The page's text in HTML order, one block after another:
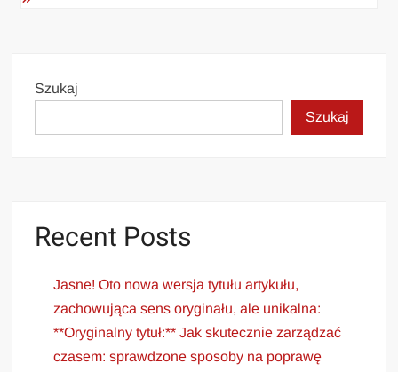
Szukaj
Szukaj
Recent Posts
Jasne! Oto nowa wersja tytułu artykułu,
zachowująca sens oryginału, ale unikalna:
**Oryginalny tytuł:** Jak skutecznie zarządzać
czasem: sprawdzone sposoby na poprawę